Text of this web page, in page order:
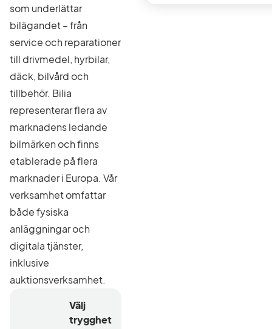
som underlättar
bilägandet – från
service och reparationer
till drivmedel, hyrbilar,
däck, bilvård och
tillbehör. Bilia
representerar flera av
marknadens ledande
bilmärken och finns
etablerade på flera
marknader i Europa. Vår
verksamhet omfattar
både fysiska
anläggningar och
digitala tjänster,
inklusive
auktionsverksamhet.
Välj
trygghet